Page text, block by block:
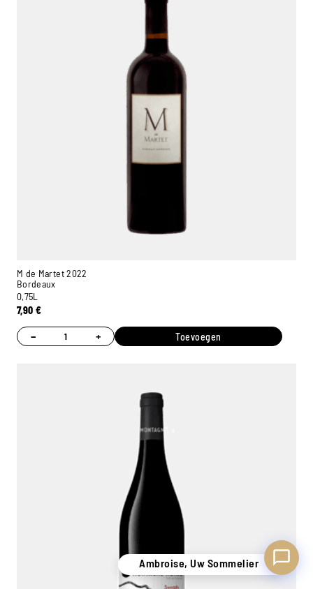
M de Martet 2022
Bordeaux
0,75L
7,90 €
− + Toevoegen
Ambroise, Uw Sommelier